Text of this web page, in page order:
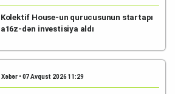
Kolektif House-un qurucusunun startapı
a16z-dən investisiya aldı
Xəbər • 07 Avqust 2026 11:29